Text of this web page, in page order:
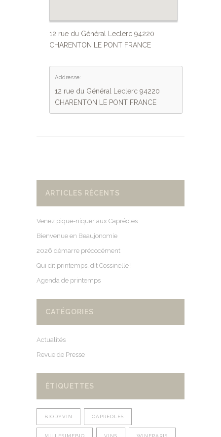
12 rue du Général Leclerc 94220
CHARENTON LE PONT FRANCE
Addresse:
12 rue du Général Leclerc 94220
CHARENTON LE PONT FRANCE
ARTICLES RÉCENTS
Venez pique-niquer aux Capréoles
Bienvenue en Beaujonomie
2026 démarre précocément
Qui dit printemps, dit Cossinelle !
Agenda de printemps
CATÉGORIES
Actualités
Revue de Presse
ÉTIQUETTES
BIODYVIN CAPREOLES
MILLESIMEBIO VINS WINEPARIS